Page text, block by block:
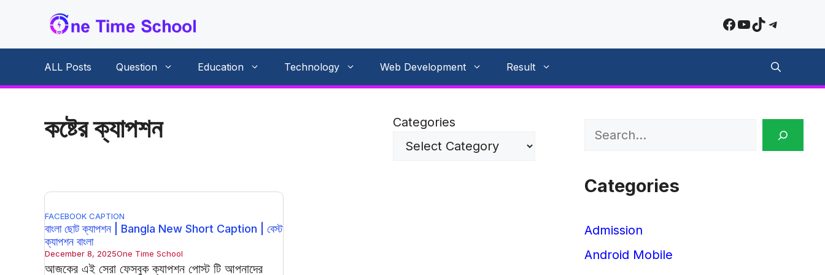
content
Facebook
YouTube
TikTok
ALL Posts Question Education Technology Web Development Result
কষ্টের ক্যাপশন Categories
FACEBOOK CAPTION
বাংলা ছোট ক্যাপশন | Bangla New Short Caption | বেস্ট
ক্যাপশন বাংলা
December 8, 2025One Time School
আজকের এই সেরা ফেসবুক ক্যাপশন পোস্ট টি আপনাদের
Search
Categories
Admission
Android Mobile